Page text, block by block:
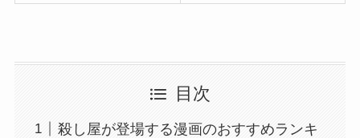
目次
殺し屋が登場する漫画のおすすめランキ